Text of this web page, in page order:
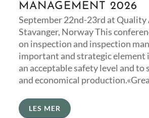
MANAGEMENT 2026
September 22nd-23rd at
Stavanger, Norway This
on inspection and inspection
important and strategic element
an acceptable safety level and to
and economical
LES MER